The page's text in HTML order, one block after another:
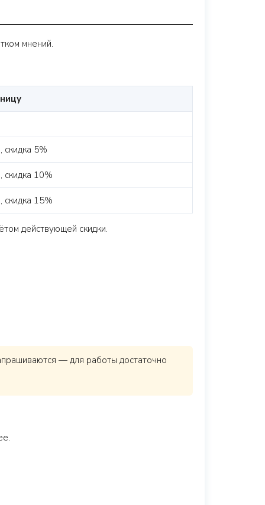
мнений.
скидка 5%
скидка 10%
скидка 15%
действующей скидки.
— для работы достаточно